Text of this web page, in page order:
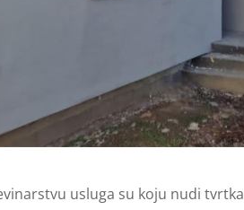
usluga su koju nudi